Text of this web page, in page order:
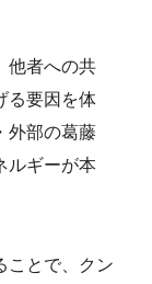
他者への共
る要因を体
外部の葛藤
ルギーが本
ことで、クン